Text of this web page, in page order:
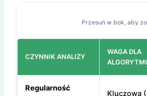
Przesuń w bok, aby
CZYNNIK ANALIZY
WAGA DLA
Regularność
Kluczowa